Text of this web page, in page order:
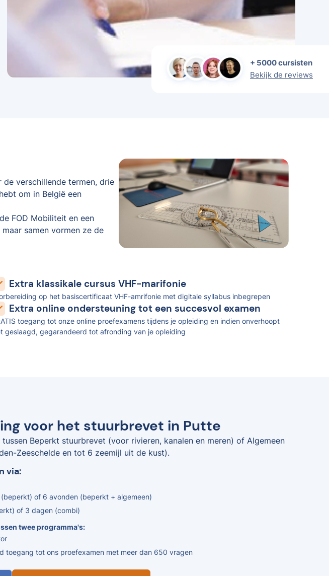
+ 5000 cursisten
Bekijk de reviews
verschillende termen, drie
om in België een
FOD Mobiliteit en een
samen vormen ze de
Extra klassikale cursus VHF-marifonie
op het basiscertificaat VHF-amrifonie met digitale syllabus inbegrepen
Extra online ondersteuning tot een succesvol examen
toegang tot onze online proefexamens tijdens je opleiding en indien onverhoopt
geslaagd, gegarandeerd tot afronding van je opleiding
voor het stuurbrevet in Putte
Beperkt stuurbrevet (voor rivieren, kanalen en meren) of Algemeen
Zeeschelde en tot 6 zeemijl uit de kust).
via:
of 6 avonden (beperkt + algemeen)
of 3 dagen (combi)
twee programma's:
toegang tot ons proefexamen met meer dan 650 vragen